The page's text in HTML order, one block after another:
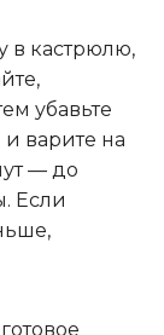
в кастрюлю,
убавьте
варите на
— до
Если